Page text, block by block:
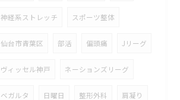
神経系ストレッチ スポーツ整体
仙台市青葉区 部活 偏頭痛 Jリーグ
ヴィッセル神戸 ネーションズリーグ
ベガルタ 日曜日 整形外科 肩凝り